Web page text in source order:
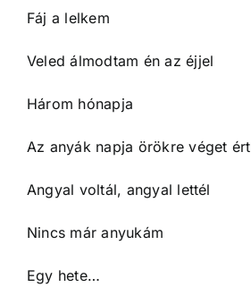
Fáj a lelkem
Veled álmodtam én az éjjel
Három hónapja
Az anyák napja örökre véget ért
Angyal voltál, angyal lettél
Nincs már anyukám
Egy hete…